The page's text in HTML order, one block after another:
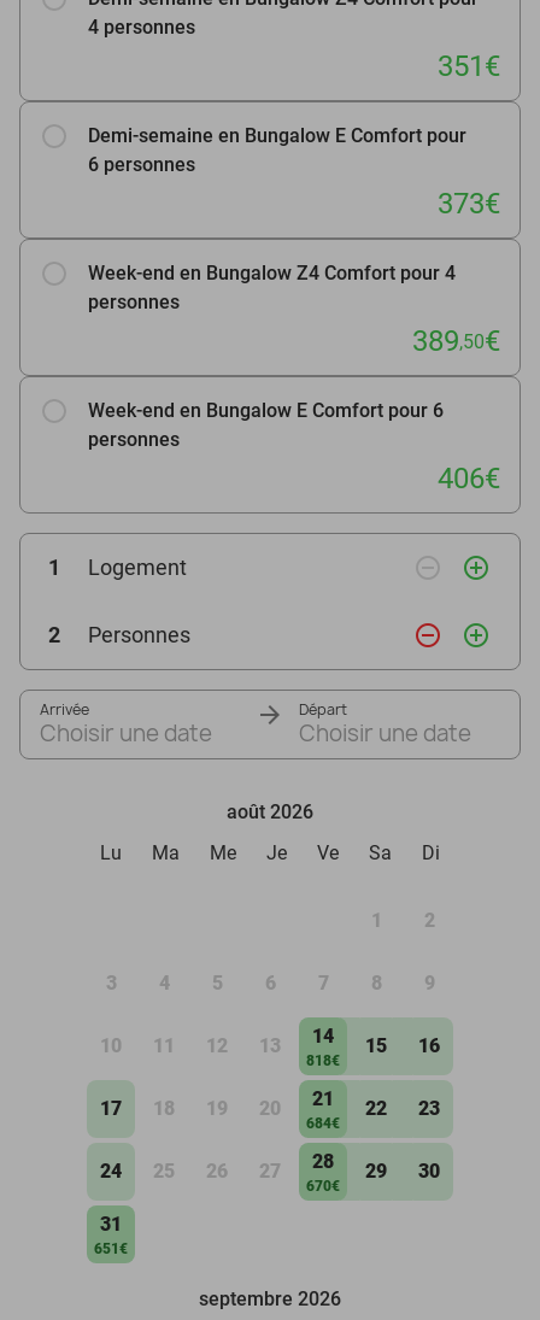
4 personnes
351€
Demi-semaine en Bungalow E Comfort pour
6 personnes
373€
Week-end en Bungalow Z4 Comfort pour 4
personnes
389,50€
Week-end en Bungalow E Comfort pour 6
personnes
406€
1 Logement remove_circle_outline add_circle_outline
2 Personnes remove_circle_outline add_circle_outline
Arrivée
Choisir une date
Départ
Choisir une date
août 2026
Lu
Ma Me Je Ve Sa Di
1 2
3 4 5 6 7 8 9
10 11 12 13 14
818€
15 16
17 18 19 20 21
684€
22 23
24 25 26 27 28
670€
29 30
31
651€
septembre 2026